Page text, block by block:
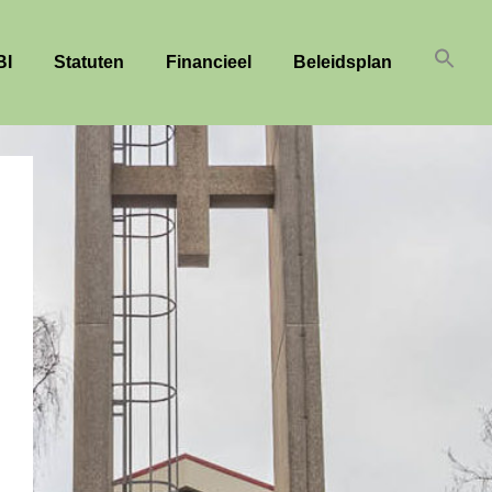
Statuten Financieel Beleidsplan